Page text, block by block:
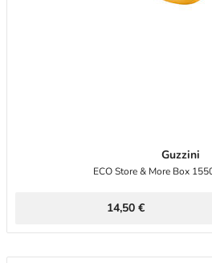
Guzzini
ECO Store & More Box
14,50 €